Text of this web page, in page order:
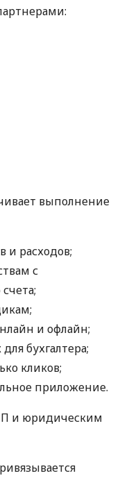
выполнение
и расходов;
с
и офлайн;
бухгалтера;
кликов;
приложение.
и юридическим